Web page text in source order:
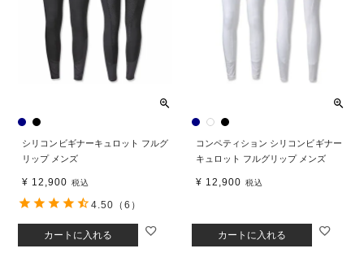
シリコンビギナーキュロット フルグ
リップ メンズ
¥ 12,900 税込
カートに入れる
4.50 （6）
コンペティション シリコンビギナー
キュロット フルグリップ メンズ
¥ 12,900 税込
カートに入れる